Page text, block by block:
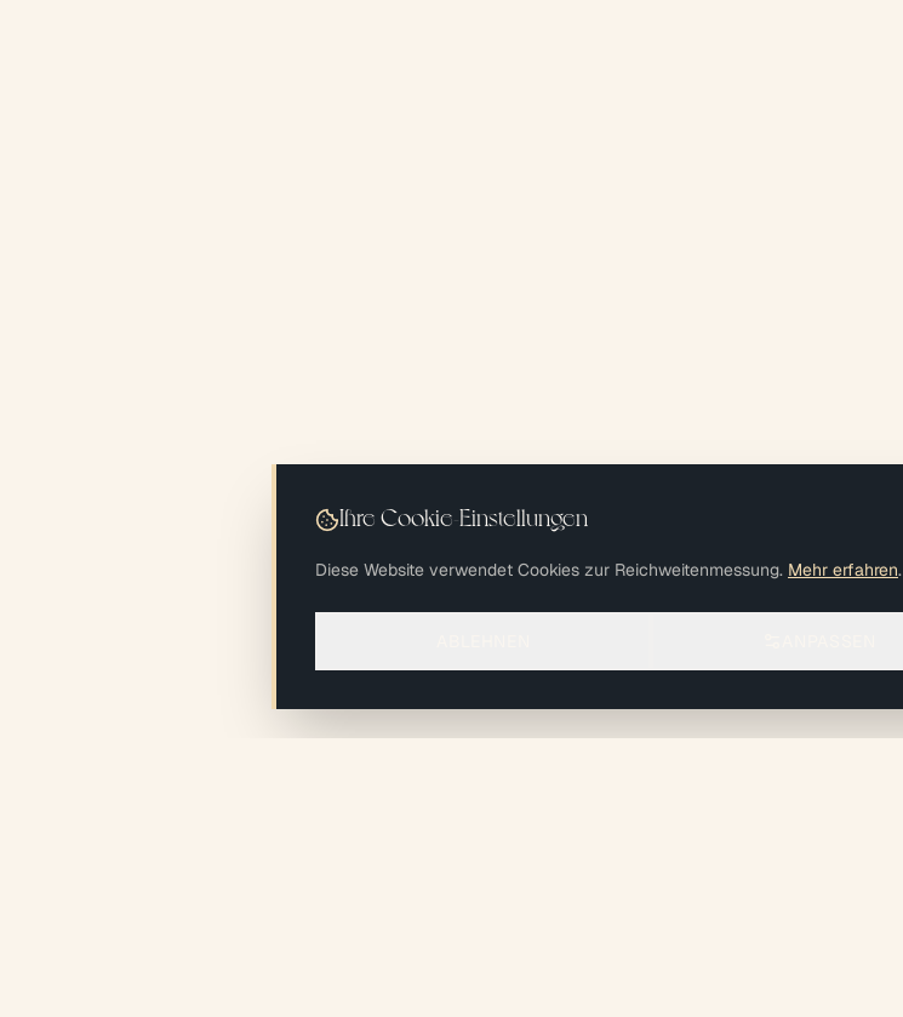
Ihre Cookie-Einstellungen
Diese Website verwendet Cookies zur Reichweitenmessung. Mehr erfahren.